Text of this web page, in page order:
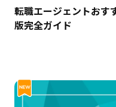
転職エージェントおす
版完全ガイド